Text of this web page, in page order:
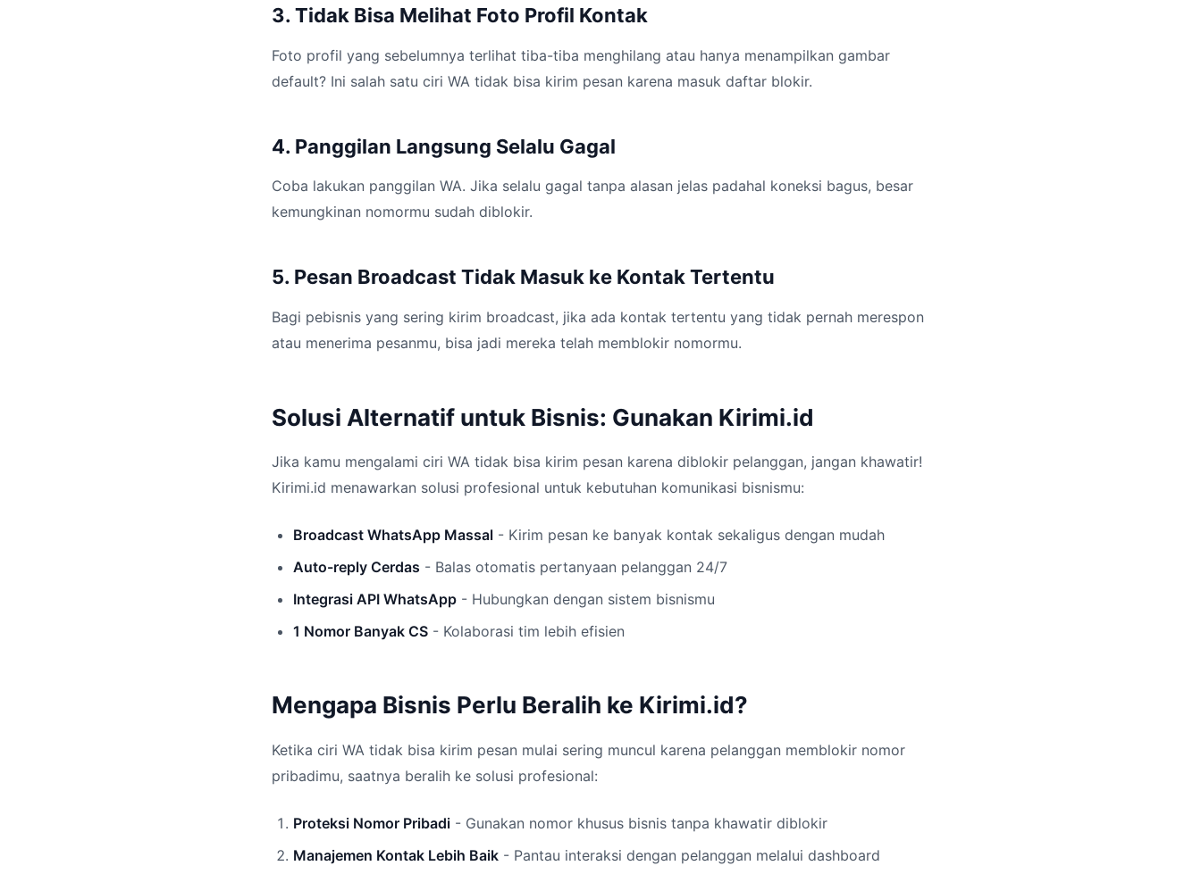
3. Tidak Bisa Melihat Foto Profil Kontak
Foto profil yang sebelumnya terlihat tiba-tiba menghilang atau hanya menampilkan gambar
default? Ini salah satu ciri WA tidak bisa kirim pesan karena masuk daftar blokir.
4. Panggilan Langsung Selalu Gagal
Coba lakukan panggilan WA. Jika selalu gagal tanpa alasan jelas padahal koneksi bagus, besar
kemungkinan nomormu sudah diblokir.
5. Pesan Broadcast Tidak Masuk ke Kontak Tertentu
Bagi pebisnis yang sering kirim broadcast, jika ada kontak tertentu yang tidak pernah merespon
atau menerima pesanmu, bisa jadi mereka telah memblokir nomormu.
Solusi Alternatif untuk Bisnis: Gunakan Kirimi.id
Jika kamu mengalami ciri WA tidak bisa kirim pesan karena diblokir pelanggan, jangan khawatir!
Kirimi.id menawarkan solusi profesional untuk kebutuhan komunikasi bisnismu:
Broadcast WhatsApp Massal - Kirim pesan ke banyak kontak sekaligus dengan mudah
Auto-reply Cerdas - Balas otomatis pertanyaan pelanggan 24/7
Integrasi API WhatsApp - Hubungkan dengan sistem bisnismu
1 Nomor Banyak CS - Kolaborasi tim lebih efisien
Mengapa Bisnis Perlu Beralih ke Kirimi.id?
Ketika ciri WA tidak bisa kirim pesan mulai sering muncul karena pelanggan memblokir nomor
pribadimu, saatnya beralih ke solusi profesional:
Proteksi Nomor Pribadi - Gunakan nomor khusus bisnis tanpa khawatir diblokir
Manajemen Kontak Lebih Baik - Pantau interaksi dengan pelanggan melalui dashboard